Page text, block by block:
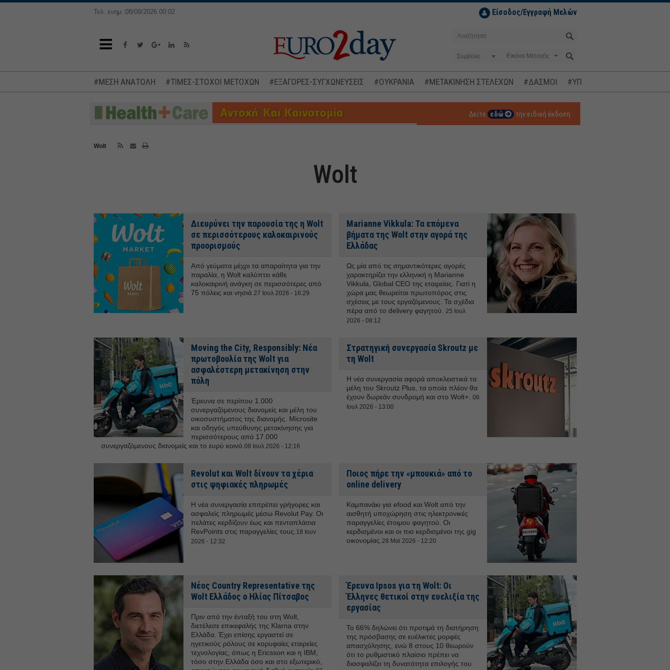
Τελ. ενημ.:08/08/2026 00:02 Είσοδος/Εγγραφή Μελών
Σύμβολο
#ΜΕΣΗ ΑΝΑΤΟΛΗ #ΤΙΜΕΣ-ΣΤΟΧΟΙ ΜΕΤΟΧΩΝ #ΕΞΑΓΟΡΕΣ-ΣΥΓΧΩΝΕΥΣΕΙΣ #ΟΥΚΡΑΝΙΑ #ΜΕΤΑΚΙΝΗΣΗ ΣΤΕΛΕΧΩΝ #ΔΑΣΜΟΙ #ΥΠΟΚΛΟΠΕΣ
Δείτε εδώ την ειδική έκδοση
Wolt
Wolt
Διευρύνει την παρουσία της η Wolt
σε περισσότερους καλοκαιρινούς
προορισμούς
Από γεύματα μέχρι τα απαραίτητα για την
παραλία, η Wolt καλύπτει κάθε
καλοκαιρινή ανάγκη σε περισσότερες από
75 πόλεις και νησιά. 27 Ιουλ 2026 - 16:29
Marianne Vikkula: Τα επόμενα
βήματα της Wolt στην αγορά της
Ελλάδας
Ως μία από τις σημαντικότερες αγορές
χαρακτηρίζει την ελληνική η Marianne
Vikkula, Global CEO της εταιρείας. Γιατί η
χώρα μας θεωρείται πρωτοπόρος στις
σχέσεις με τους εργαζόμενους. Τα σχέδια
πέρα από το delivery φαγητού.
25 Ιουλ
2026 - 08:12
Moving the City, Responsibly: Νέα
πρωτοβουλία της Wolt για
ασφαλέστερη μετακίνηση στην
πόλη
Έρευνα σε περίπου 1.000
συνεργαζόμενους διανομείς και μέλη του
οικοσυστήματος της διανομής. Microsite
και οδηγός υπεύθυνης μετακίνησης για
περισσότερους από 17.000
συνεργαζόμενους διανομείς και το ευρύ κοινό. 08 Ιουλ 2026 - 12:16
Στρατηγική συνεργασία Skroutz με
τη Wolt
Η νέα συνεργασία αφορά αποκλειστικά τα
μέλη του Skroutz Plus, τα οποία πλέον θα
έχουν δωρεάν συνδρομή και στο Wolt+. 06
Ιουλ 2026 - 13:00
Revolut και Wolt δίνουν τα χέρια
στις ψηφιακές πληρωμές
Η νέα συνεργασία επιτρέπει γρήγορες και
ασφαλείς πληρωμές μέσω Revolut Pay. Οι
πελάτες κερδίζουν έως και πενταπλάσια
RevPoints στις παραγγελίες τους. 18 Ιουν
2026 - 12:32
Ποιος πήρε την «μπουκιά» από το
online delivery
Καμπανάκι για efood και Wolt από την
αισθητή υποχώρηση στις ηλεκτρονικές
παραγγελίες έτοιμου φαγητού. Οι
κερδισμένοι και οι πιο κερδισμένοι της gig
οικονομίας. 28 Μαϊ 2026 - 12:20
Νέος Country Representative της
Wolt Ελλάδος ο Ηλίας Πίτσαβος
Πριν από την ένταξή του στη Wolt,
διετέλεσε επικεφαλής της Klarna στην
Ελλάδα. Έχει επίσης εργαστεί σε
ηγετικούς ρόλους σε κορυφαίες εταιρείες
τεχνολογίας, όπως η Ericsson και η IBM,
τόσο στην Ελλάδα όσο και στο εξωτερικό,
Έρευνα Ιpsos για τη Wolt: Οι
Έλληνες θετικοί στην ευελιξία της
εργασίας
Το 66% δηλώνει ότι προτιμά τη διατήρηση
της πρόσβασης σε ευέλικτες μορφές
απασχόλησης, ενώ 8 στους 10 θεωρούν
ότι το ρυθμιστικό πλαίσιο πρέπει να
διασφαλίζει τη δυνατότητα επιλογής του